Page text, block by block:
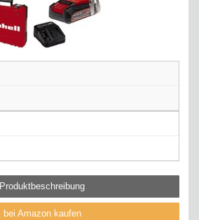
Produktbeschreibung
bei Amazon kaufen